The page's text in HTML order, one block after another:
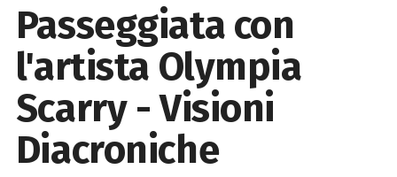
Passeggiata con
l'artista Olympia
Scarry - Visioni
Diacroniche